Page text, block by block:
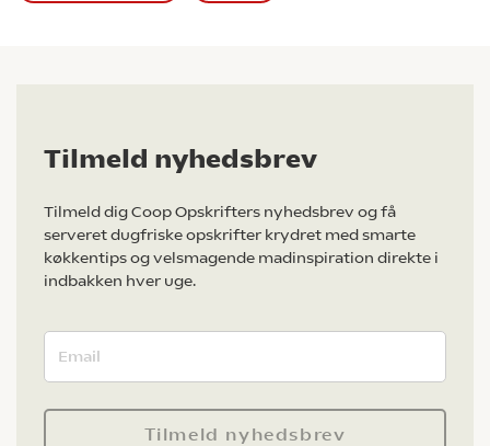
Tilmeld nyhedsbrev
Tilmeld dig Coop Opskrifters nyhedsbrev og få
serveret dugfriske opskrifter krydret med smarte
køkkentips og velsmagende madinspiration direkte i
indbakken hver uge.
Tilmeld nyhedsbrev